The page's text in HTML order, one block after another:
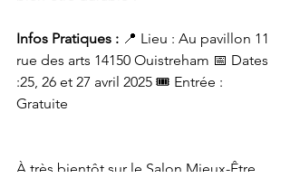
Infos Pratiques : 📍 Lieu : Au pavillon 11
rue des arts 14150 Ouistreham 📅 Dates
:25, 26 et 27 avril 2025 🎟️ Entrée :
Gratuite
À très bientôt sur le Salon Mieux-Être